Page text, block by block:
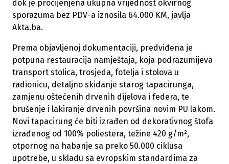
dok je procijenjena ukupna vrijednost okvirnog
sporazuma bez PDV-a iznosila 64.000 KM, javlja
Akta.ba.
Prema objavljenoj dokumentaciji, predviđena je
potpuna restauracija namještaja, koja podrazumijeva
transport stolica, trosjeda, fotelja i stolova u
radionicu, detaljno skidanje starog tapacirunga,
zamjenu oštećenih drvenih dijelova i federa, te
brušenje i lakiranje drvenih površina novim PU lakom.
Novi tapacirung će biti izrađen od dekorativnog štofa
izrađenog od 100% poliestera, težine 420 g/m²,
otpornog na habanje sa preko 50.000 ciklusa
upotrebe, u skladu sa evropskim standardima za